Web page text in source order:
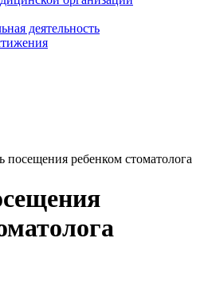
деятельность
посещения ребенком стоматолога